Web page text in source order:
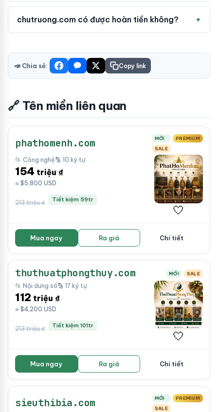
chutruong.com có được hoàn tiền không?
📣 Chia sẻ: Copy link
🔗 Tên miền liên quan
phathomenh.com MỚI
PREMIUM
SALE
📂 Công nghệ🔡 10 ký tự
154 triệu ₫
≈ $5,800 USD
213 triệu ₫ Tiết kiệm 59tr
🤍
Mua ngay Ra giá Chi tiết
thuthuatphongthuy.com MỚI SALE
📂 Nội dung số🔡 17 ký tự
112 triệu ₫
≈ $4,200 USD
213 triệu ₫ Tiết kiệm 101tr
🤍
Mua ngay Ra giá Chi tiết
sieuthibia.com MỚI
PREMIUM
SALE